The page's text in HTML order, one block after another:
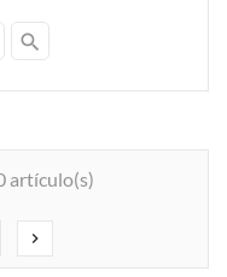
search
artículo(s)
chevron_right